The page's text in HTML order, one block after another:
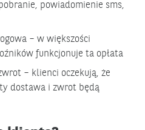
powiadomienie sms,
– w większości
funkcjonuje ta opłata
– klienci oczekują, że
dostawa i zwrot będą